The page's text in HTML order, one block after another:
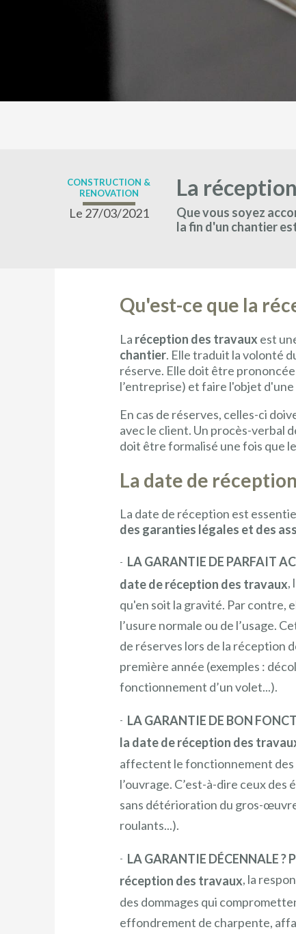
CONSTRUCTION &
RENOVATION
Le 27/03/2021
La
Que vous soyez
la fin d'un chantier
Qu'est-ce que la
La réception des travaux est
chantier. Elle traduit la volonté
réserve. Elle doit être
l’entreprise) et faire l'objet d'une
En cas de réserves, celles-ci
avec le client. Un procès-verbal
doit être formalisé une fois que
La date de
La date de réception est
des garanties légales et des
LA GARANTIE DE PARFAIT
date de réception des travaux,
qu'en soit la gravité. Par contre,
l’usure normale ou de l’usage.
de réserves lors de la réception
première année (exemples :
fonctionnement d’un volet...).
LA GARANTIE DE BON
la date de réception des
affectent le fonctionnement des
l’ouvrage. C’est-à-dire ceux
sans détérioration du gros-
roulants...).
LA GARANTIE DÉCENNALE
réception des travaux, la
des dommages qui
effondrement de charpente,